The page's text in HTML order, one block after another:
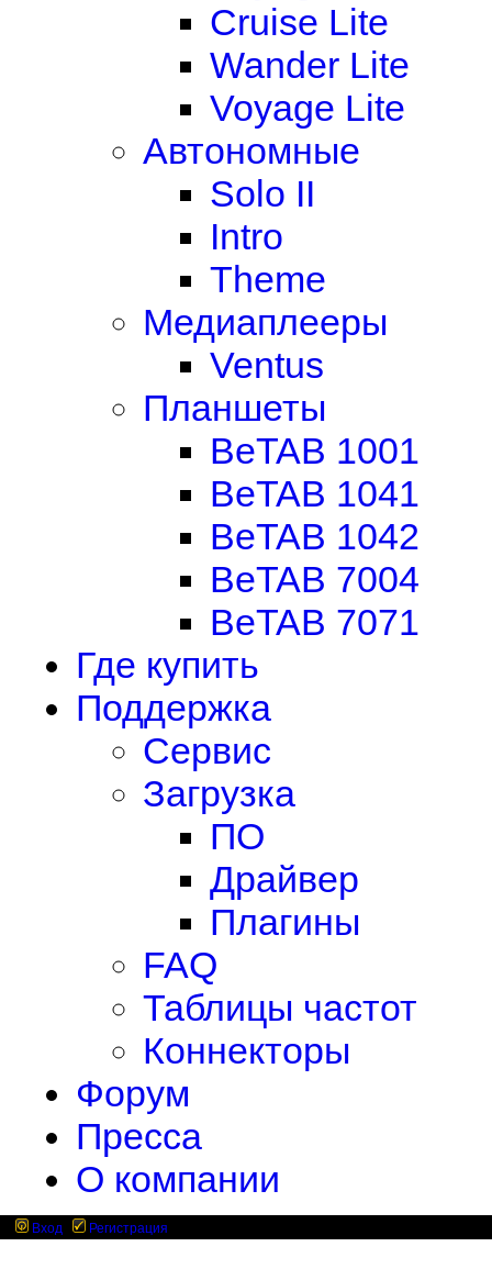
Cruise Lite
Wander Lite
Voyage Lite
Автономные
Solo II
Intro
Theme
Медиаплееры
Ventus
Планшеты
BeTAB 1001
BeTAB 1041
BeTAB 1042
BeTAB 7004
BeTAB 7071
Где купить
Поддержка
Сервис
Загрузка
ПО
Драйвер
Плагины
FAQ
Таблицы частот
Коннекторы
Форум
Пресса
О компании
Вход Регистрация